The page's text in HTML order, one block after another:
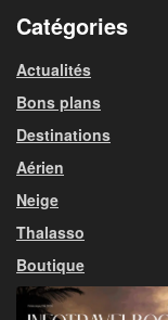
Catégories
Actualités
Bons plans
Destinations
Aérien
Neige
Thalasso
Boutique